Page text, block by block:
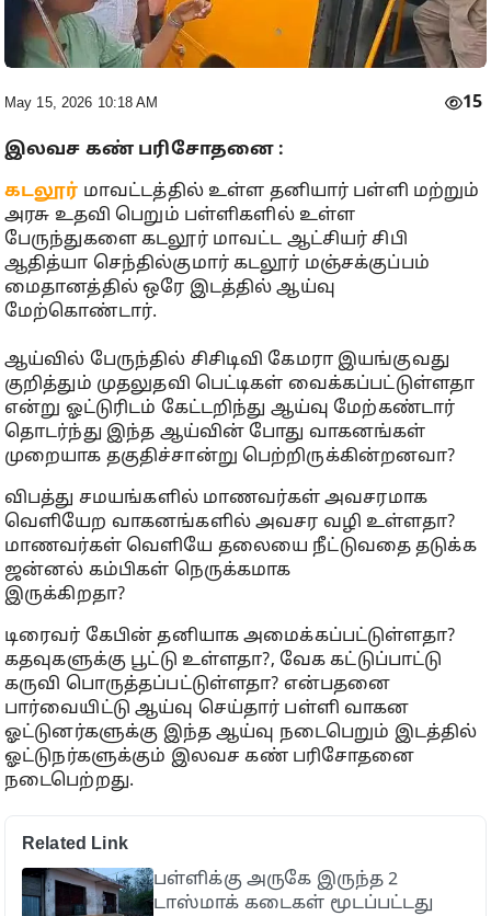
May 15, 2026 10:18 AM 15
இலவச கண் பரிசோதனை :
கடலூர் மாவட்டத்தில் உள்ள தனியார் பள்ளி மற்றும்
அரசு உதவி பெறும் பள்ளிகளில் உள்ள
பேருந்துகளை கடலூர் மாவட்ட ஆட்சியர் சிபி
ஆதித்யா செந்தில்குமார் கடலூர் மஞ்சக்குப்பம்
மைதானத்தில் ஒரே இடத்தில் ஆய்வு
மேற்கொண்டார்.
ஆய்வில் பேருந்தில் சிசிடிவி கேமரா இயங்குவது
குறித்தும் முதலுதவி பெட்டிகள் வைக்கப்பட்டுள்ளதா
என்று ஓட்டுரிடம் கேட்டறிந்து ஆய்வு மேற்கண்டார்
தொடர்ந்து இந்த ஆய்வின் போது வாகனங்கள்
முறையாக தகுதிச்சான்று பெற்றிருக்கின்றனவா?
விபத்து சமயங்களில் மாணவர்கள் அவசரமாக
வெளியேற வாகனங்களில் அவசர வழி உள்ளதா?
மாணவர்கள் வெளியே தலையை நீட்டுவதை தடுக்க
ஜன்னல் கம்பிகள் நெருக்கமாக
இருக்கிறதா?
டிரைவர் கேபின் தனியாக அமைக்கப்பட்டுள்ளதா?
கதவுகளுக்கு பூட்டு உள்ளதா?, வேக கட்டுப்பாட்டு
கருவி பொருத்தப்பட்டுள்ளதா? என்பதனை
பார்வையிட்டு ஆய்வு செய்தார் பள்ளி வாகன
ஓட்டுனர்களுக்கு இந்த ஆய்வு நடைபெறும் இடத்தில்
ஓட்டுநர்களுக்கும் இலவச கண் பரிசோதனை
நடைபெற்றது.
Related Link
பள்ளிக்கு அருகே இருந்த 2
டாஸ்மாக் கடைகள் மூடப்பட்டது